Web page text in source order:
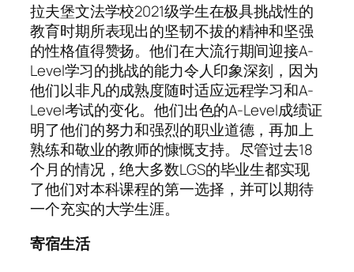
拉夫堡文法学校2021级学生在极具挑战性的
教育时期所表现出的坚韧不拔的精神和坚强
的性格值得赞扬。他们在大流行期间迎接A-
Level学习的挑战的能力令人印象深刻，因为
他们以非凡的成熟度随时适应远程学习和A-
Level考试的变化。他们出色的A-Level成绩证
明了他们的努力和强烈的职业道德，再加上
熟练和敬业的教师的慷慨支持。尽管过去18
个月的情况，绝大多数LGS的毕业生都实现
了他们对本科课程的第一选择，并可以期待
一个充实的大学生涯。
寄宿生活